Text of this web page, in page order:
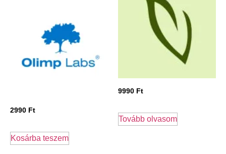
2990 Ft
Kosárba teszem
9990 Ft
Tovább olvasom